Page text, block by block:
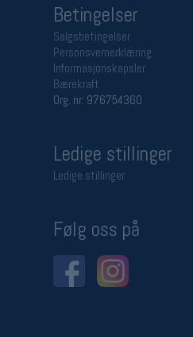
Betingelser
Salgsbetingelser
Personsvernerklæring
Informasjonskapsler
Bærekraft
Org. nr: 976754360
Ledige stillinger
Ledige stillinger
Følg oss på